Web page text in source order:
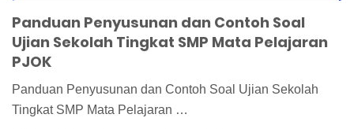
Panduan Penyusunan dan Contoh Soal
Ujian Sekolah Tingkat SMP Mata Pelajaran
PJOK
Panduan Penyusunan dan Contoh Soal Ujian Sekolah
Tingkat SMP Mata Pelajaran …